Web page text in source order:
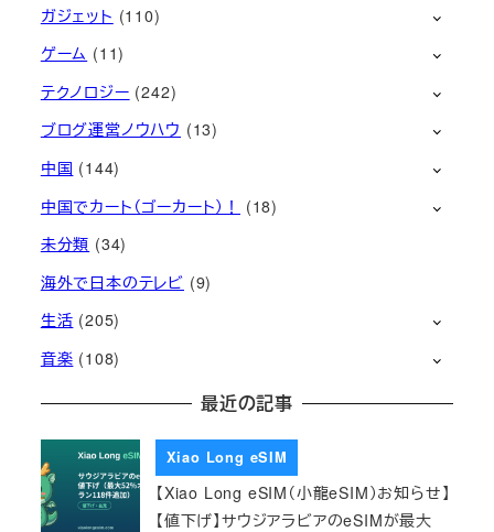
ガジェット (110)
ゲーム (11)
テクノロジー (242)
ブログ運営ノウハウ (13)
中国 (144)
中国でカート（ゴーカート）！
(18)
未分類 (34)
海外で日本のテレビ (9)
生活 (205)
音楽 (108)
最近の記事
Xiao Long eSIM
【Xiao Long eSIM（小龍eSIM）お知らせ】
【値下げ】サウジアラビアのeSIMが最大